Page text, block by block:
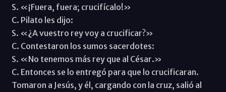
S. «¡Fuera, fuera; crucifícalo!»
C. Pilato les dijo:
S. «¿A vuestro rey voy a crucificar?»
C. Contestaron los sumos sacerdotes:
S. «No tenemos más rey que al César.»
C. Entonces se lo entregó para que lo crucificaran.
Tomaron a Jesús, y él, cargando con la cruz, salió al